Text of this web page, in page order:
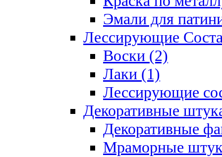
Эмали для
Лессирующие
Воски (2)
Лаки (1)
Лессирующие
Декоративные
Декоративные
Мраморные